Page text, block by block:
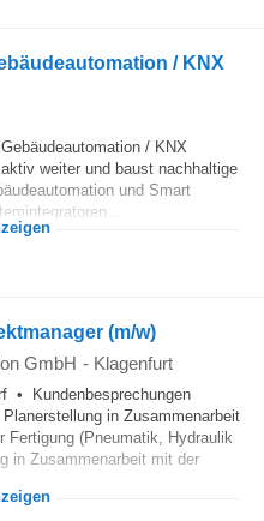
/ KNX
/ KNX
weiter und baust nachhaltige
und Smart
(m/w)
GmbH - Klagenfurt
• Kundenbesprechungen
in Zusammenarbeit
Fertigung (Pneumatik, Hydraulik
in Zusammenarbeit mit der